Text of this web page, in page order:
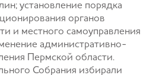
установление порядка
органов
и местного самоуправления
административно-
Пермской области.
Собрания избирали